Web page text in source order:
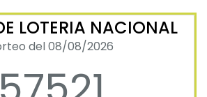
LOTERIA NACIONAL
del 08/08/2026